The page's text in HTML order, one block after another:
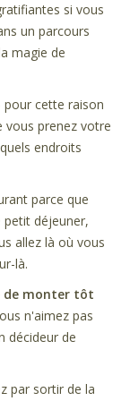
si vous
un parcours
magie de
pour cette raison
vous prenez votre
endroits
parce que
petit déjeuner,
allez là où vous
là.
de monter tôt
n'aimez pas
décideur de
par sortir de la